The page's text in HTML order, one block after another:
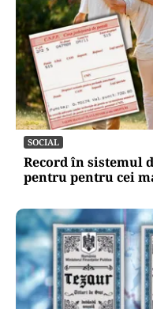
SOCIAL
Record în sistemul
pentru pentru cei